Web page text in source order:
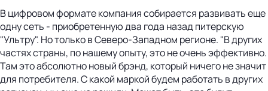
В цифровом формате компания собирается развивать еще
одну сеть - приобретенную два года назад питерскую
"Ультру". Но только в Северо-Западном регионе. "В других
частях страны, по нашему опыту, это не очень эффективно.
Там это абсолютно новый брэнд, который ничего не значит
для потребителя. С какой маркой будем работать в других